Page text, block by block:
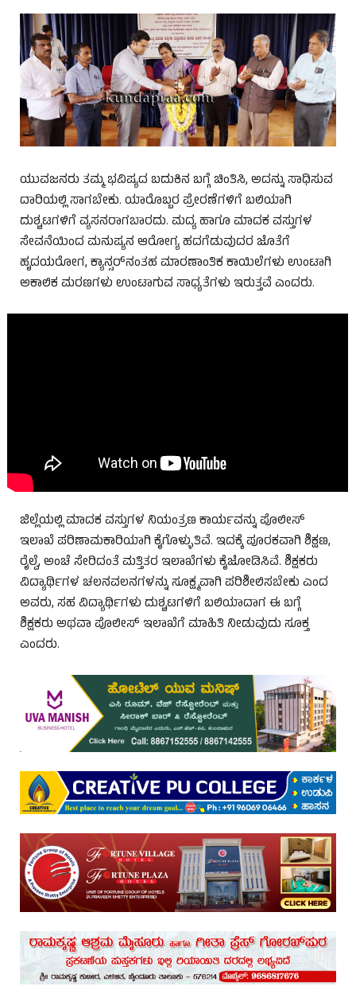
ಯುವಜನರು ತಮ್ಮ ಭವಿಷ್ಯದ ಬದುಕಿನ ಬಗ್ಗೆ ಚಿಂತಿಸಿ, ಅದನ್ನು ಸಾಧಿಸುವ
ದಾರಿಯಲ್ಲಿ ಸಾಗಬೇಕು. ಯಾರೊಬ್ಬರ ಪ್ರೇರಣೆಗಳಿಗೆ ಬಲಿಯಾಗಿ
ದುಶ್ಚಟಗಳಿಗೆ ವ್ಯಸನರಾಗಬಾರದು. ಮದ್ಯ ಹಾಗೂ ಮಾದಕ ವಸ್ತುಗಳ
ಸೇವನೆಯಿಂದ ಮನುಷ್ಯನ ಆರೋಗ್ಯ ಹದಗೆಡುವುದರ ಜೊತೆಗೆ
ಹೃದಯರೋಗ, ಕ್ಯಾನ್ಸರ್‌ನಂತಹ ಮಾರಣಾಂತಿಕ ಕಾಯಿಲೆಗಳು ಉಂಟಾಗಿ
ಅಕಾಲಿಕ ಮರಣಗಳು ಉಂಟಾಗುವ ಸಾಧ್ಯತೆಗಳು ಇರುತ್ತವೆ ಎಂದರು.
ಜಿಲ್ಲೆಯಲ್ಲಿ ಮಾದಕ ವಸ್ತುಗಳ ನಿಯಂತ್ರಣ ಕಾರ್ಯವನ್ನು ಪೊಲೀಸ್
ಇಲಾಖೆ ಪರಿಣಾಮಕಾರಿಯಾಗಿ ಕೈಗೊಳ್ಳುತಿವೆ. ಇದಕ್ಕೆ ಪೂರಕವಾಗಿ ಶಿಕ್ಷಣ,
ರೈಲ್ವೆ, ಅಂಚೆ ಸೇರಿದಂತೆ ಮತ್ತಿತರ ಇಲಾಖೆಗಳು ಕೈಜೋಡಿಸಿವೆ. ಶಿಕ್ಷಕರು
ವಿದ್ಯಾರ್ಥಿಗಳ ಚಲನವಲನಗಳನ್ನು ಸೂಕ್ಷ್ಮವಾಗಿ ಪರಿಶೀಲಿಸಬೇಕು ಎಂದ
ಅವರು, ಸಹ ವಿದ್ಯಾರ್ಥಿಗಳು ದುಶ್ಚಟಗಳಿಗೆ ಬಲಿಯಾದಾಗ ಈ ಬಗ್ಗೆ
ಶಿಕ್ಷಕರು ಅಥವಾ ಪೊಲೀಸ್ ಇಲಾಖೆಗೆ ಮಾಹಿತಿ ನೀಡುವುದು ಸೂಕ್ತ
ಎಂದರು.